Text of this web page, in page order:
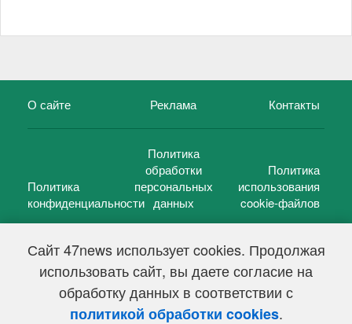
Сайт 47news использует cookies. Продолжая
использовать сайт, вы даете согласие на
обработку данных в соответствии с
политикой обработки cookies.
О сайте Реклама Контакты
Политика
конфиденциальности
Политика
обработки
персональных
данных
Политика
использования
cookie-файлов
47 новостей (47 news)2005 — 2026 г.
Свидетельство о регистрации СМИ Эл № ФС 77-39848, выдано
Федеральной службой по надзору в сфере связи,
информационных технологий и массовых коммуникаций